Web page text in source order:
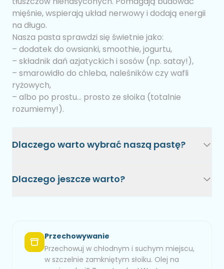
mięśnie, wspierają układ nerwowy i dodają energii
na długo.
Nasza pasta sprawdzi się świetnie jako:
– dodatek do owsianki, smoothie, jogurtu,
– składnik dań azjatyckich i sosów (np. satay!),
– smarowidło do chleba, naleśników czy wafli
ryżowych,
– albo po prostu... prosto ze słoika (totalnie
rozumiemy!).
Dlaczego warto wybrać naszą pastę?
Dlaczego jeszcze warto?
Przechowywanie
Przechowuj w chłodnym i suchym miejscu,
w szczelnie zamkniętym słoiku. Olej na